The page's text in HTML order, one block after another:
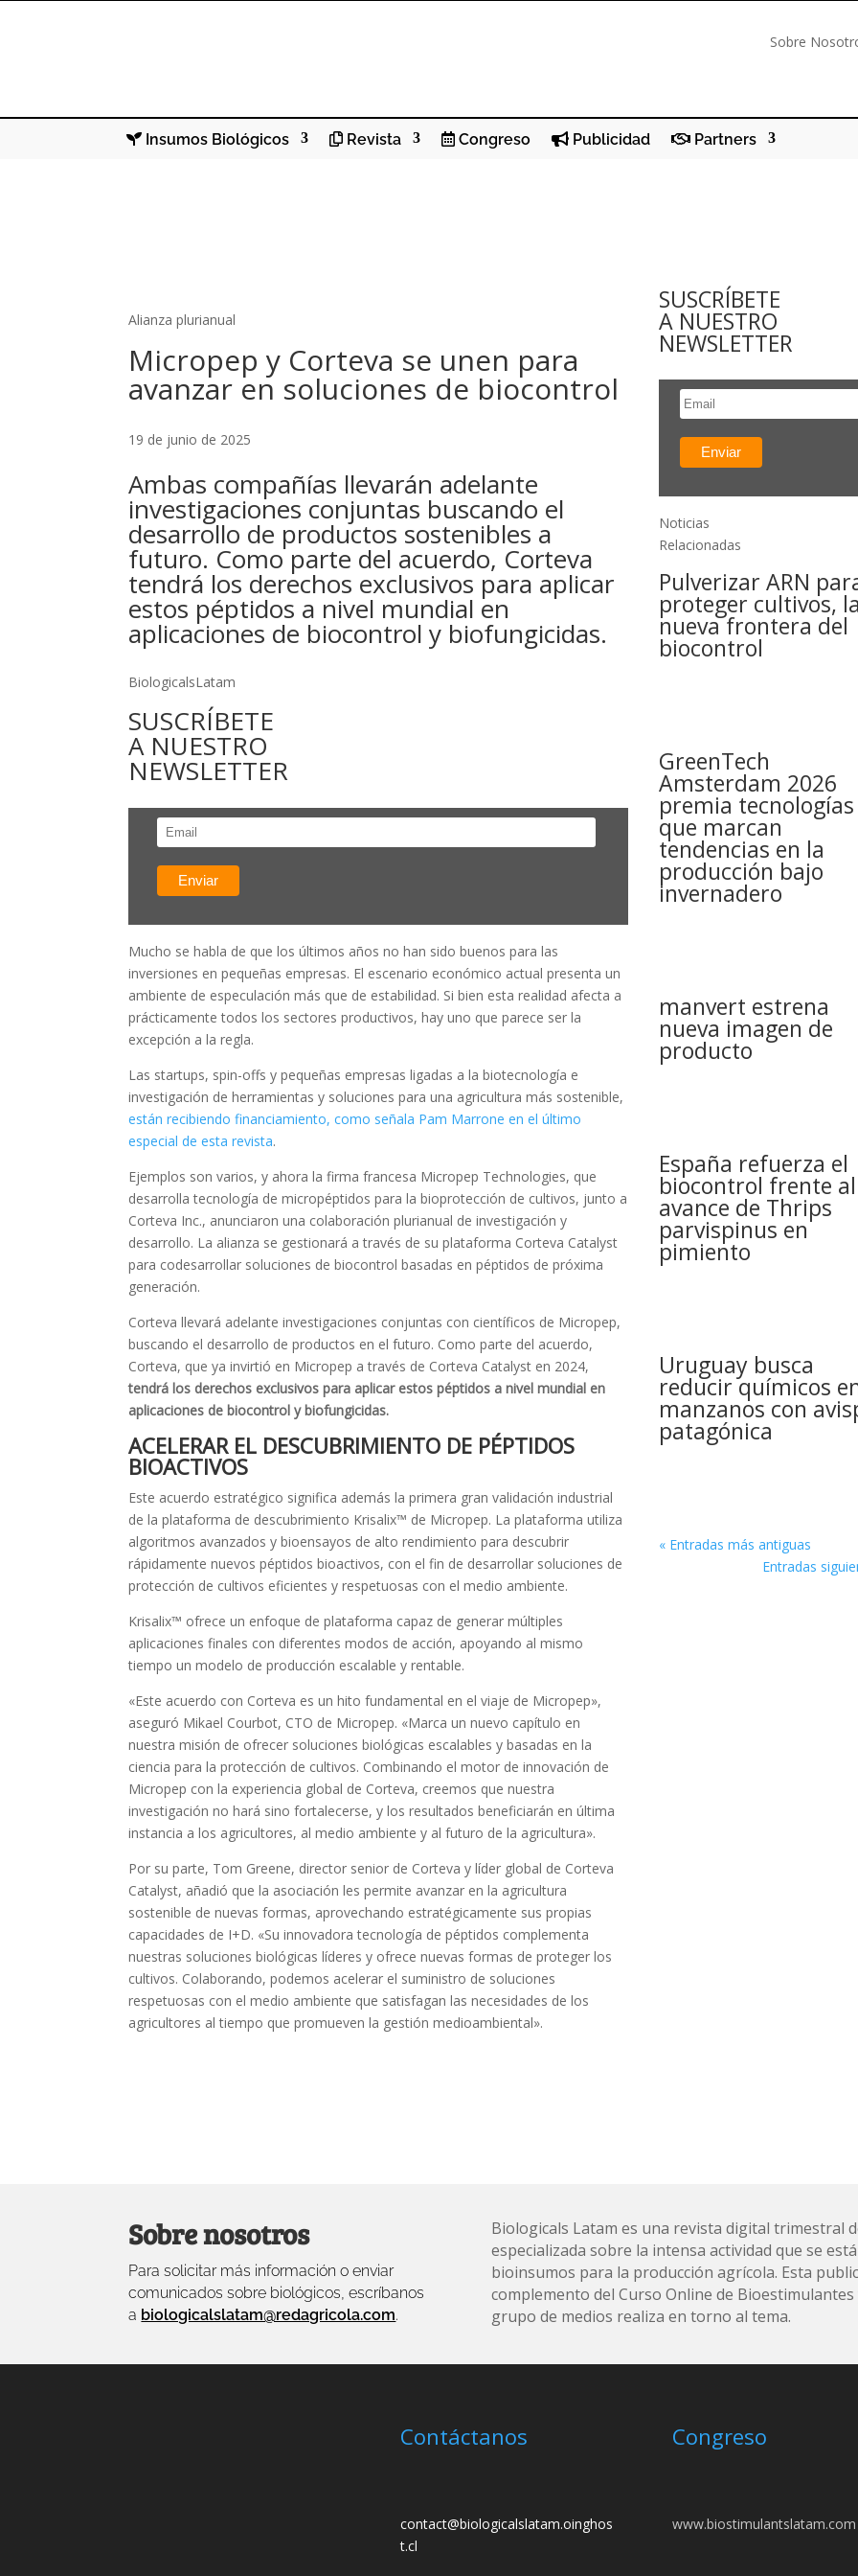
Sobre
Insumos Biológicos Revista Congreso Publicidad Partners
Alianza plurianual
Micropep y Corteva se unen para
avanzar en soluciones de biocontrol
19 de junio de 2025
Ambas compañías llevarán adelante
investigaciones conjuntas buscando el
desarrollo de productos sostenibles a
futuro. Como parte del acuerdo, Corteva
tendrá los derechos exclusivos para aplicar
estos péptidos a nivel mundial en
aplicaciones de biocontrol y biofungicidas.
BiologicalsLatam
SUSCRÍBETE
A NUESTRO
NEWSLETTER
Mucho se habla de que los últimos años no han sido buenos para las
inversiones en pequeñas empresas. El escenario económico actual presenta un
ambiente de especulación más que de estabilidad. Si bien esta realidad afecta a
prácticamente todos los sectores productivos, hay uno que parece ser la
excepción a la regla.
Las startups, spin-offs y pequeñas empresas ligadas a la biotecnología e
investigación de herramientas y soluciones para una agricultura más sostenible,
están recibiendo financiamiento, como señala Pam Marrone en el último
especial de esta revista.
Ejemplos son varios, y ahora la firma francesa Micropep Technologies, que
desarrolla tecnología de micropéptidos para la bioprotección de cultivos, junto a
Corteva Inc., anunciaron una colaboración plurianual de investigación y
desarrollo. La alianza se gestionará a través de su plataforma Corteva Catalyst
para codesarrollar soluciones de biocontrol basadas en péptidos de próxima
generación.
Corteva llevará adelante investigaciones conjuntas con científicos de Micropep,
buscando el desarrollo de productos en el futuro. Como parte del acuerdo,
Corteva, que ya invirtió en Micropep a través de Corteva Catalyst en 2024,
tendrá los derechos exclusivos para aplicar estos péptidos a nivel mundial en
aplicaciones de biocontrol y biofungicidas.
ACELERAR EL DESCUBRIMIENTO DE PÉPTIDOS
BIOACTIVOS
Este acuerdo estratégico significa además la primera gran validación industrial
de la plataforma de descubrimiento Krisalix™ de Micropep. La plataforma utiliza
algoritmos avanzados y bioensayos de alto rendimiento para descubrir
rápidamente nuevos péptidos bioactivos, con el fin de desarrollar soluciones de
protección de cultivos eficientes y respetuosas con el medio ambiente.
Krisalix™ ofrece un enfoque de plataforma capaz de generar múltiples
aplicaciones finales con diferentes modos de acción, apoyando al mismo
tiempo un modelo de producción escalable y rentable.
«Este acuerdo con Corteva es un hito fundamental en el viaje de Micropep»,
aseguró Mikael Courbot, CTO de Micropep. «Marca un nuevo capítulo en
nuestra misión de ofrecer soluciones biológicas escalables y basadas en la
ciencia para la protección de cultivos. Combinando el motor de innovación de
Micropep con la experiencia global de Corteva, creemos que nuestra
investigación no hará sino fortalecerse, y los resultados beneficiarán en última
instancia a los agricultores, al medio ambiente y al futuro de la agricultura».
Por su parte, Tom Greene, director senior de Corteva y líder global de Corteva
Catalyst, añadió que la asociación les permite avanzar en la agricultura
sostenible de nuevas formas, aprovechando estratégicamente sus propias
capacidades de I+D. «Su innovadora tecnología de péptidos complementa
nuestras soluciones biológicas líderes y ofrece nuevas formas de proteger los
cultivos. Colaborando, podemos acelerar el suministro de soluciones
respetuosas con el medio ambiente que satisfagan las necesidades de los
agricultores al tiempo que promueven la gestión medioambiental».
SUSCRÍBETE
A NUESTRO
NEWSLETTER
Noticias
Relacionadas
Pulverizar ARN
proteger cultivos, la
nueva frontera del
biocontrol
GreenTech
Amsterdam 2026
premia tecnologías
que marcan
tendencias en la
producción bajo
invernadero
manvert estrena
nueva imagen de
producto
España refuerza el
biocontrol frente al
avance de Thrips
parvispinus en
pimiento
Uruguay busca
reducir químicos
manzanos con
patagónica
« Entradas más antiguas
Entradas
Sobre nosotros
Para solicitar más información o enviar
comunicados sobre biológicos, escríbanos
a biologicalslatam@redagricola.com.
Biologicals Latam es una revista digital trimestral
especializada sobre la intensa actividad que se
bioinsumos para la producción agrícola. Esta
complemento del Curso Online de
grupo de medios realiza en torno al tema.
Contáctanos
contact@biologicalslatam.oinghos
t.cl
Congreso
www.biostimulantslatam.com